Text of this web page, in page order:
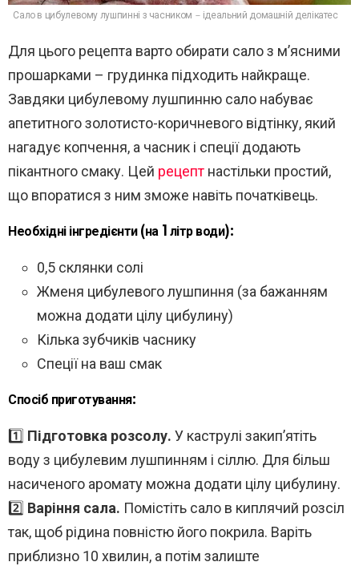
Сало в цибулевому лушпинні з часником – ідеальний домашній делікатес
Для цього рецепта варто обирати сало з м’ясними
прошарками – грудинка підходить найкраще.
Завдяки цибулевому лушпинню сало набуває
апетитного золотисто-коричневого відтінку, який
нагадує копчення, а часник і спеції додають
пікантного смаку. Цей рецепт настільки простий,
що впоратися з ним зможе навіть початківець.
Необхідні інгредієнти (на 1 літр води):
0,5 склянки солі
Жменя цибулевого лушпиння (за бажанням
можна додати цілу цибулину)
Кілька зубчиків часнику
Спеції на ваш смак
Спосіб приготування:
1️⃣ Підготовка розсолу. У каструлі закип’ятіть
воду з цибулевим лушпинням і сіллю. Для більш
насиченого аромату можна додати цілу цибулину.
2️⃣ Варіння сала. Помістіть сало в киплячий розсіл
так, щоб рідина повністю його покрила. Варіть
приблизно 10 хвилин, а потім залиште